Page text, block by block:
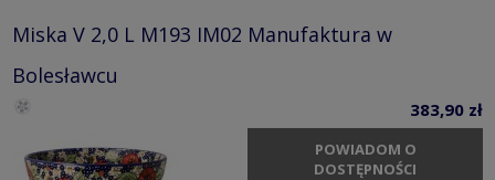
Miska V 2,0 L M193 IM02 Manufaktura w
Bolesławcu
383,90 zł
POWIADOM O
DOSTĘPNOŚCI